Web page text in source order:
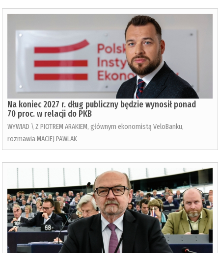
Na koniec 2027 r. dług publiczny będzie wynosił ponad
70 proc. w relacji do PKB
WYWIAD \ Z PIOTREM ARAKIEM, głównym ekonomistą VeloBanku,
rozmawia MACIEJ PAWLAK